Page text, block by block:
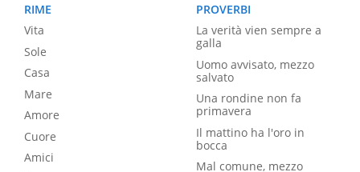
RIME
Vita
Sole
Casa
Mare
Amore
Cuore
Amici
PROVERBI
La verità vien sempre a
galla
Uomo avvisato, mezzo
salvato
Una rondine non fa
primavera
Il mattino ha l'oro in
bocca
Mal comune, mezzo